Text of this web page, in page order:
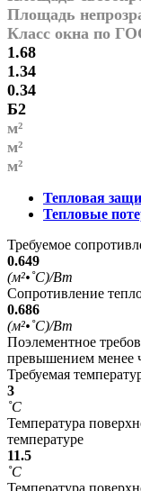
Площадь
Класс окна по
1.68
1.34
0.34
Б2
м²
м²
м²
Тепловая
Тепловые
Требуемое
0.649
(м²•˚С)/Вт
Сопротивление
0.686
(м²•˚С)/Вт
Поэлементное
превышением менее
Требуемая
3
˚С
Температура
температуре
11.5
˚С